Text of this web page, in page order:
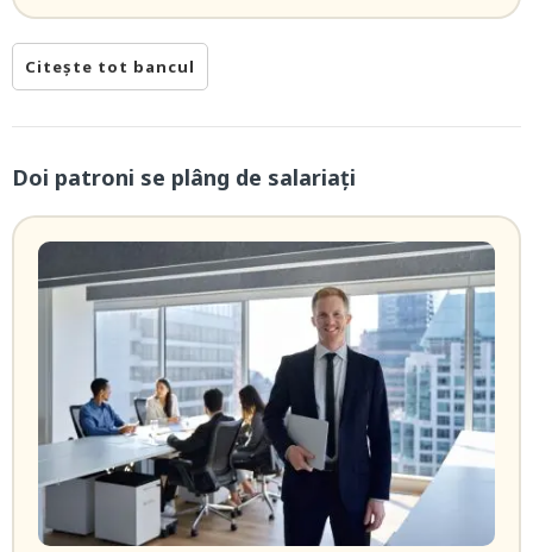
Citește tot bancul
Doi patroni se plâng de salariați